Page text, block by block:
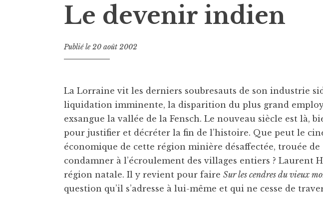
Le devenir indien
Publié le20 août 2002
La Lorraine vit les derniers soubresauts de son industrie
liquidation imminente, la disparition du plus grand
exsangue la vallée de la Fensch. Le nouveau siècle est là,
pour justifier et décréter la fin de l’histoire. Que peut le
économique de cette région minière désaffectée, trouée de
condamner à l’écroulement des villages entiers ? Laurent
région natale. Il y revient pour faire Sur les cendres du vieux
question qu’il s’adresse à lui-même et qui ne cesse de